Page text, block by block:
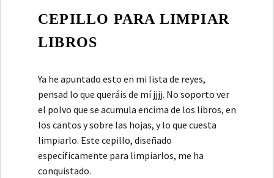
CEPILLO PARA LIMPIAR
LIBROS
Ya he apuntado esto en mi lista de reyes,
pensad lo que queráis de mí jjjj. No soporto ver
el polvo que se acumula encima de los libros, en
los cantos y sobre las hojas, y lo que cuesta
limpiarlo. Este cepillo, diseñado
específicamente para limpiarlos, me ha
conquistado.